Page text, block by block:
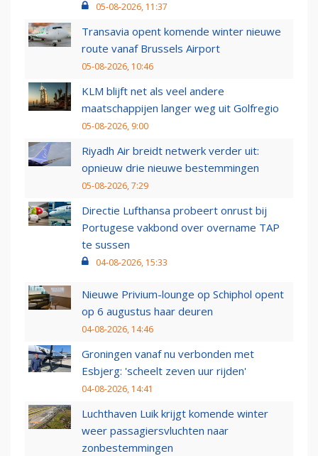
05-08-2026, 11:37
Transavia opent komende winter nieuwe
route vanaf Brussels Airport
05-08-2026, 10:46
KLM blijft net als veel andere
maatschappijen langer weg uit Golfregio
05-08-2026, 9:00
Riyadh Air breidt netwerk verder uit:
opnieuw drie nieuwe bestemmingen
05-08-2026, 7:29
Directie Lufthansa probeert onrust bij
Portugese vakbond over overname TAP
te sussen
04-08-2026, 15:33
Nieuwe Privium-lounge op Schiphol opent
op 6 augustus haar deuren
04-08-2026, 14:46
Groningen vanaf nu verbonden met
Esbjerg: 'scheelt zeven uur rijden'
04-08-2026, 14:41
Luchthaven Luik krijgt komende winter
weer passagiersvluchten naar
zonbestemmingen